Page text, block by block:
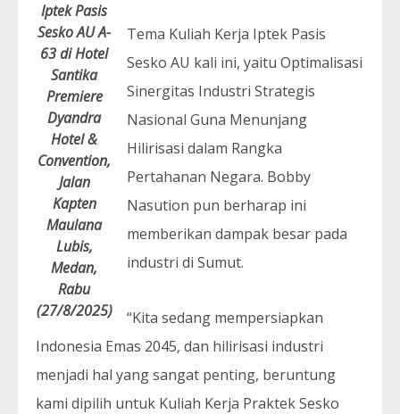
Iptek Pasis
Sesko AU A-
63 di Hotel
Santika
Premiere
Dyandra
Hotel &
Convention,
Jalan
Kapten
Maulana
Lubis,
Medan,
Rabu
(27/8/2025)
Tema Kuliah Kerja Iptek Pasis
Sesko AU kali ini, yaitu Optimalisasi
Sinergitas Industri Strategis
Nasional Guna Menunjang
Hilirisasi dalam Rangka
Pertahanan Negara. Bobby
Nasution pun berharap ini
memberikan dampak besar pada
industri di Sumut.
“Kita sedang mempersiapkan
Indonesia Emas 2045, dan hilirisasi industri
menjadi hal yang sangat penting, beruntung
kami dipilih untuk Kuliah Kerja Praktek Sesko